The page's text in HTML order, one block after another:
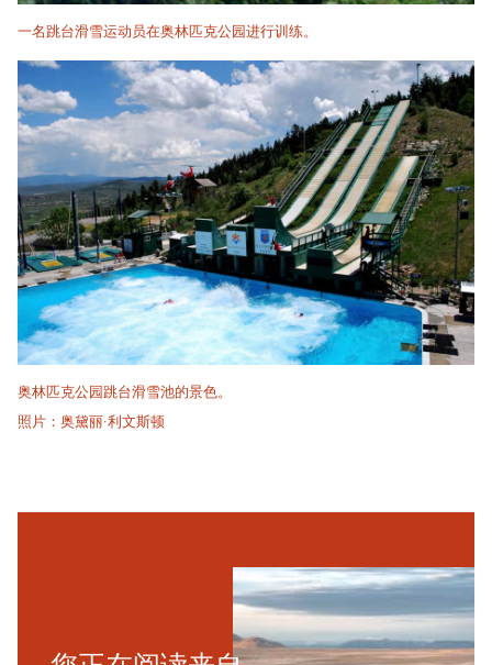
一名跳台滑雪运动员在奥林匹克公园进行训练。
奥林匹克公园跳台滑雪池的景色。
照片：奥黛丽·利文斯顿